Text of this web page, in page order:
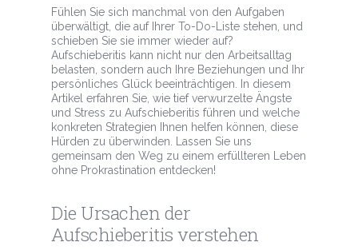
Fühlen Sie sich manchmal von den Aufgaben
überwältigt, die auf Ihrer To-Do-Liste stehen, und
schieben Sie sie immer wieder auf?
Aufschieberitis kann nicht nur den Arbeitsalltag
belasten, sondern auch Ihre Beziehungen und Ihr
persönliches Glück beeinträchtigen. In diesem
Artikel erfahren Sie, wie tief verwurzelte Ängste
und Stress zu Aufschieberitis führen und welche
konkreten Strategien Ihnen helfen können, diese
Hürden zu überwinden. Lassen Sie uns
gemeinsam den Weg zu einem erfüllteren Leben
ohne Prokrastination entdecken!
Die Ursachen der
Aufschieberitis verstehen